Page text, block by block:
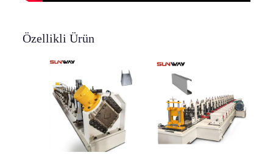
Özellikli Ürün